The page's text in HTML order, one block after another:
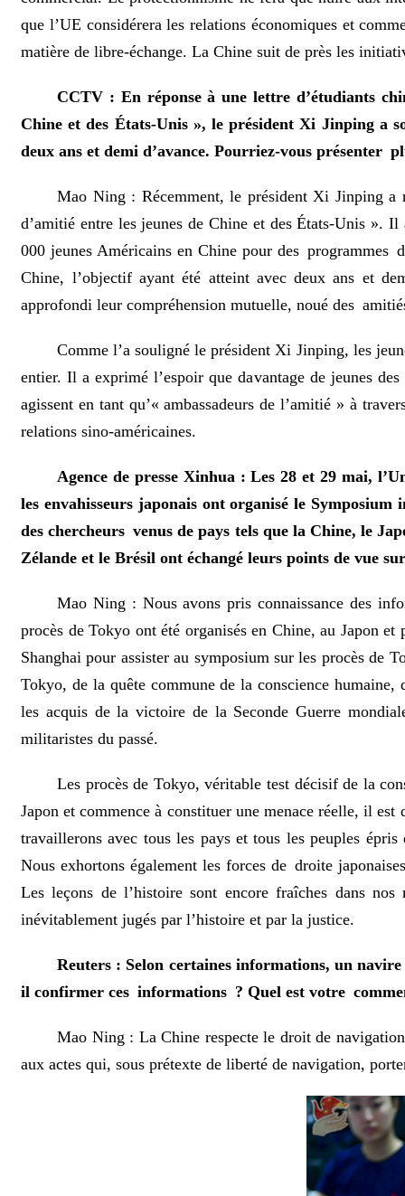
que l’UE considérera les relations économiques et
matière de libre-échange. La Chine suit de près les
CCTV : En réponse à une lettre d’étudiants
Chine et des États-Unis », le président Xi Jinping a
deux ans et demi d’avance. Pourriez-vous présenter
Mao Ning : Récemment, le président Xi Jinping a
d’amitié entre les jeunes de Chine et des États-Unis ».
000 jeunes Américains en Chine pour des programmes
Chine, l’objectif ayant été atteint avec deux ans et
approfondi leur compréhension mutuelle, noué des
Comme l’a souligné le président Xi Jinping, les
entier. Il a exprimé l’espoir que davantage de jeunes
agissent en tant qu’« ambassadeurs de l’amitié » à
relations sino-américaines.
Agence de presse Xinhua : Les 28 et 29 mai,
les envahisseurs japonais ont organisé le
des chercheurs venus de pays tels que la Chine, le
Zélande et le Brésil ont échangé leurs points de vue
Mao Ning : Nous avons pris connaissance des
procès de Tokyo ont été organisés en Chine, au Japon
Shanghai pour assister au symposium sur les procès de
Tokyo, de la quête commune de la conscience
les acquis de la victoire de la Seconde Guerre
militaristes du passé.
Les procès de Tokyo, véritable test décisif de la
Japon et commence à constituer une menace réelle, il
travaillerons avec tous les pays et tous les peuples
Nous exhortons également les forces de droite
Les leçons de l’histoire sont encore fraîches dans
inévitablement jugés par l’histoire et par la justice.
Reuters : Selon certaines informations, un
il confirmer ces informations ? Quel est votre
Mao Ning : La Chine respecte le droit de
aux actes qui, sous prétexte de liberté de navigation,